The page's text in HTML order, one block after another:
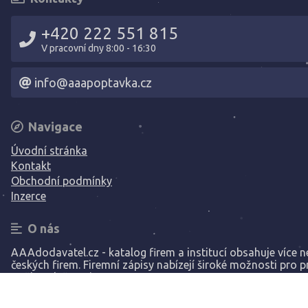
+420 222 551 815
V pracovní dny 8:00 - 16:30
info@aaapoptavka.cz
Navigace
Úvodní stránka
Kontakt
Obchodní podmínky
Inzerce
O nás
AAAdodavatel.cz - katalog firem a institucí obsahuje více
českých firem. Firemní zápisy nabízejí široké možnosti pro
Vaší společnosti.